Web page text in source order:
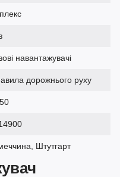
навантажувачі
дорожнього руху
Штутгарт